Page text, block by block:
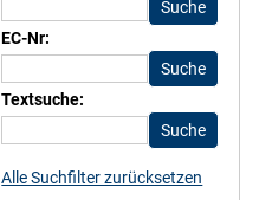
EC-Nr:
Textsuche:
Alle Suchfilter zurücksetzen